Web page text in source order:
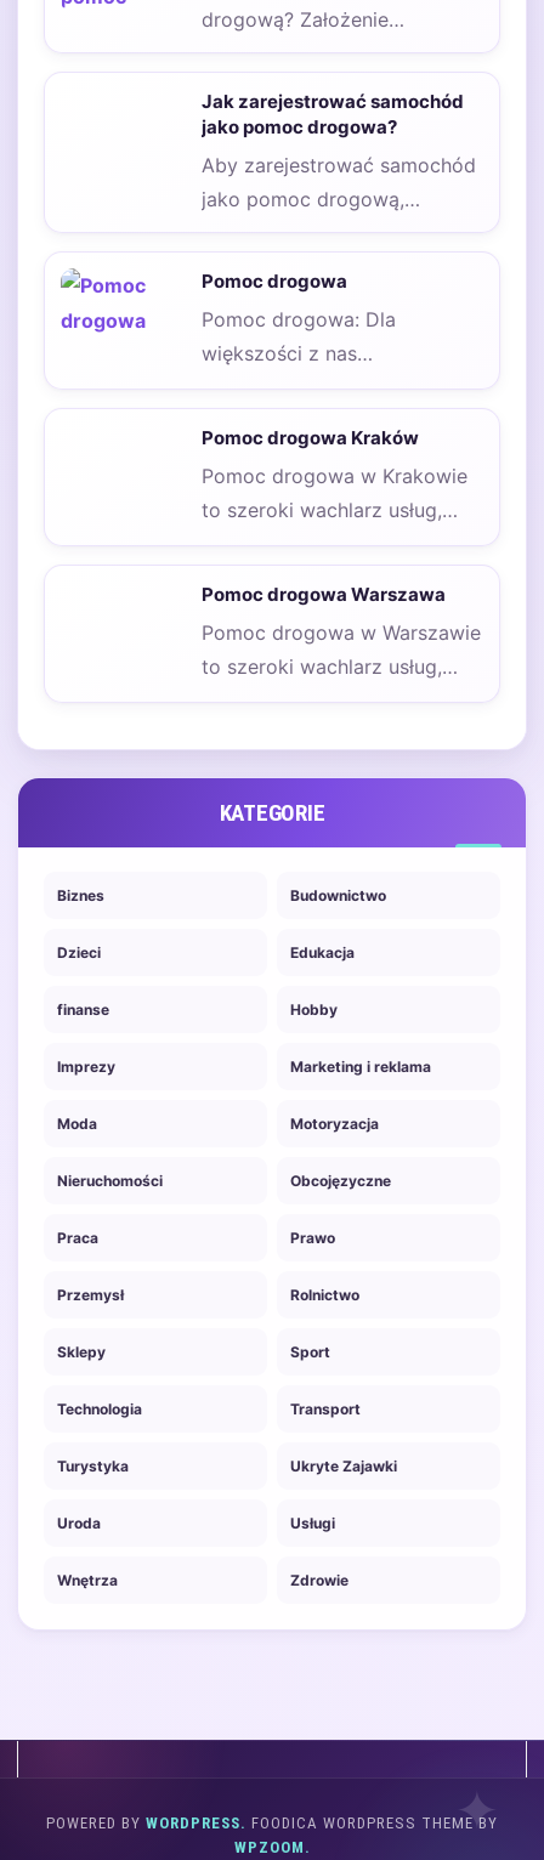
drogową? Założenie
działalności gospodarczej i
świadczenie usług z zakresu
pomocy drogowej jest…
Jak zarejestrować samochód
jako pomoc drogowa?
Aby zarejestrować samochód
jako pomoc drogową,
konieczne jest zgromadzenie
Pomoc drogowa
Pomoc drogowa: Dla
większości z nas
podróżowanie samochodem
do pracy po…
Pomoc drogowa Kraków
Pomoc drogowa w Krakowie
to szeroki wachlarz usług,
które mają na celu wsparcie
Pomoc drogowa Warszawa
Pomoc drogowa w Warszawie
to szeroki wachlarz usług,
które mają na celu wsparcie
KATEGORIE
Biznes Budownictwo
Dzieci Edukacja
finanse Hobby
Imprezy Marketing i reklama
Moda Motoryzacja
Nieruchomości Obcojęzyczne
Praca Prawo
Przemysł Rolnictwo
Sklepy Sport
Technologia Transport
Turystyka Ukryte Zajawki
Uroda Usługi
Wnętrza Zdrowie
POWERED BY WORDPRESS. FOODICA WORDPRESS THEME BY
WPZOOM.